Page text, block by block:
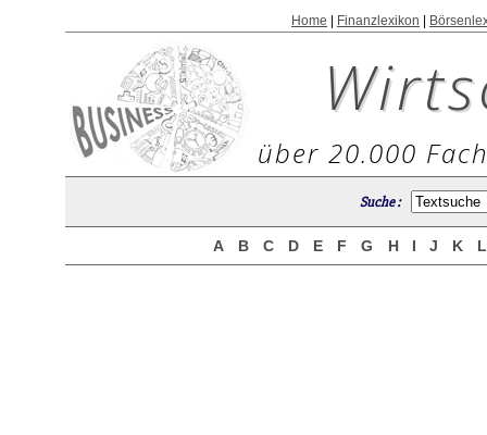
Home Finanzlexikon
über 20.000
Suche :
A B C D E F G H I J K